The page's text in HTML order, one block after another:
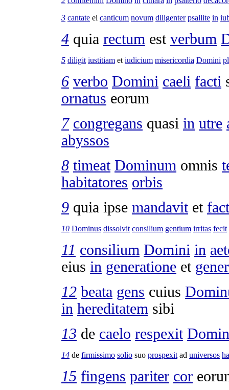
3 cantate ei canticum novum diligenter psallite in
4 quia rectum est verbum
5 diligit iustitiam et iudicium misericordia Domini
6 verbo Domini caeli facti
ornatus eorum
7 congregans quasi in utre
abyssos
8 timeat Dominum omnis
habitatores orbis
9 quia ipse mandavitet
10 Dominus dissolvit consilium gentium irritas fecit
11 consilium Domini in
eius in generatione et
12 beata gens cuius
in hereditatem sibi
13 de caelo respexit
14 de firmissimo solio suo prospexit ad universos
15 fingens pariter cor